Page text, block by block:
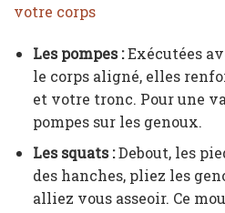
votre corps
Les pompes :Exécutées
le corps aligné, elles
et votre tronc. Pour une
pompes sur les genoux.
Les squats :Debout, les
des hanches, pliez les
alliez vous asseoir. Ce